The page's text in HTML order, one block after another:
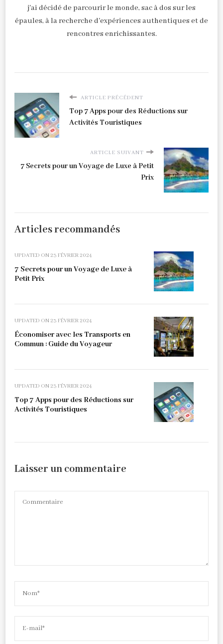
j'ai décidé de parcourir le monde, sac à dos sur les
épaules, à la recherche d'expériences authentiques et de
rencontres enrichissantes.
ARTICLE PRÉCÉDENT
Top 7 Apps pour des Réductions sur
Activités Touristiques
ARTICLE SUIVANT
7 Secrets pour un Voyage de Luxe à Petit
Prix
Articles recommandés
UPDATED ON23 FÉVRIER 2024
7 Secrets pour un Voyage de Luxe à
Petit Prix
UPDATED ON23 FÉVRIER 2024
Économiser avec les Transports en
Commun : Guide du Voyageur
UPDATED ON23 FÉVRIER 2024
Top 7 Apps pour des Réductions sur
Activités Touristiques
Laisser un commentaire